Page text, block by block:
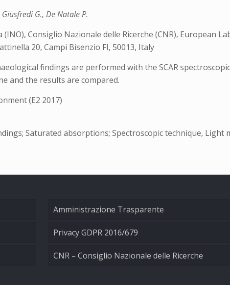
G., De Natale P.
Consiglio Nazionale delle Ricerche (CNR), European
20, Campi Bisenzio FI, 50013, Italy
findings are performed with the SCAR
and the results are compared.
(E2 2017)
Saturated absorptions; Spectroscopic technique,
Amministrazione Trasparente
Privacy GDPR 2016/679
CNR – Consiglio Nazionale delle Ricerche